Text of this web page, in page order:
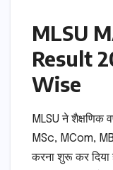
MLSU
Result
Wise
MLSU ने शैक्षणिक
MSc, MCom,
करना शुरू कर दिया